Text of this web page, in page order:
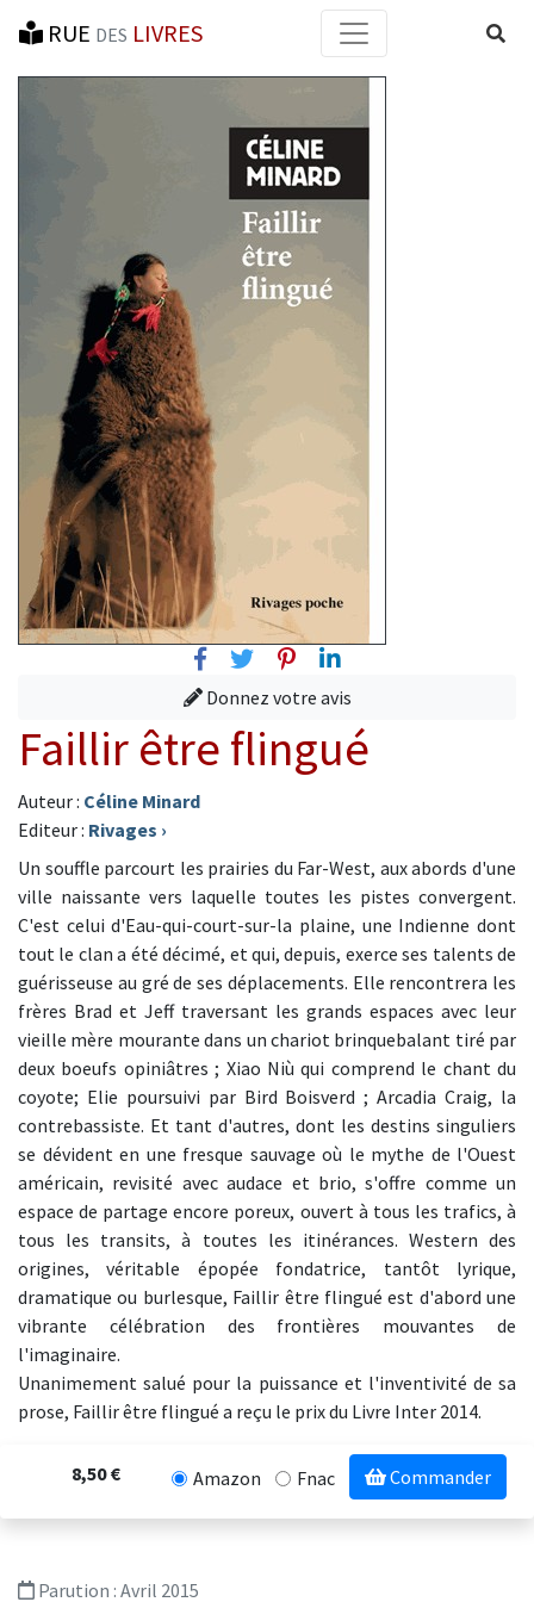
RUE DES LIVRES
FacebookTwitterPinterest
Linkedin
Donnez votre avis
Faillir être flingué
Auteur : Céline Minard
Editeur : Rivages ›
Un souffle parcourt les prairies du Far-West, aux abords d'une
ville naissante vers laquelle toutes les pistes convergent.
C'est celui d'Eau-qui-court-sur-la plaine, une Indienne dont
tout le clan a été décimé, et qui, depuis, exerce ses talents de
guérisseuse au gré de ses déplacements. Elle rencontrera les
frères Brad et Jeff traversant les grands espaces avec leur
vieille mère mourante dans un chariot brinquebalant tiré par
deux boeufs opiniâtres ; Xiao Niù qui comprend le chant du
coyote; Elie poursuivi par Bird Boisverd ; Arcadia Craig, la
contrebassiste. Et tant d'autres, dont les destins singuliers
se dévident en une fresque sauvage où le mythe de l'Ouest
américain, revisité avec audace et brio, s'offre comme un
espace de partage encore poreux, ouvert à tous les trafics, à
tous les transits, à toutes les itinérances. Western des
origines, véritable épopée fondatrice, tantôt lyrique,
dramatique ou burlesque, Faillir être flingué est d'abord une
vibrante célébration des frontières mouvantes de
l'imaginaire.
Unanimement salué pour la puissance et l'inventivité de sa
prose, Faillir être flingué a reçu le prix du Livre Inter 2014.
8,50 € Amazon Fnac Commander
Parution : Avril 2015